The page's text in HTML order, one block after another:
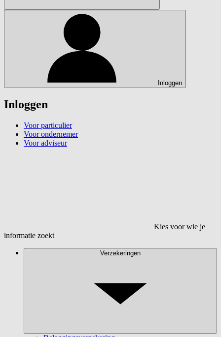
Inloggen
Inloggen
Voor particulier
Voor ondernemer
Voor adviseur
Kies voor wie je
informatie zoekt
Verzekeringen